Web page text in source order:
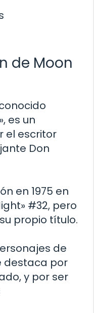
de Moon
es un
el escritor
Don
en 1975 en
#32, pero
propio título.
de
destaca por
y por ser